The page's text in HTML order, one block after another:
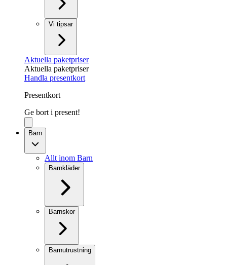
Vi tipsar
Aktuella paketpriser
Aktuella paketpriser
Handla presentkort
Presentkort
Ge bort i present!
Barn
Allt inom Barn
Barnkläder
Barnskor
Barnutrustning